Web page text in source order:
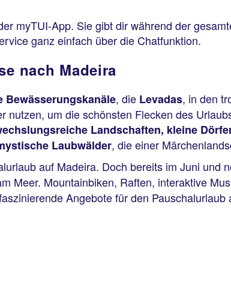
myTUI-App. Sie gibt dir während der
ganz einfach über die Chatfunktion.
nach Madeira
Bewässerungskanäle, die Levadas, in den
um die schönsten Flecken des
Landschaften, kleine
Laubwälder, die einer
auf Madeira. Doch bereits im Juni und
Meer. Mountainbiken, Raften, interaktive
Angebote für den Pauschalurlaub